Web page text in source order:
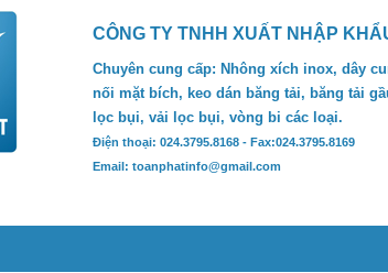
CÔNG TY TNHH XUẤT NHẬP
Chuyên cung cấp: Nhông xích inox, dây
nối mặt bích, keo dán băng tải, băng tải
lọc bụi, vải lọc bụi, vòng bi các loại.
Điện thoại: 024.3795.8168 - Fax:024.3795.8169
Email: toanphatinfo@gmail.com